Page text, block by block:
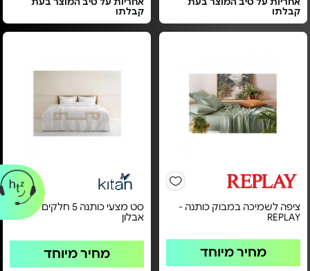
קבלתו
קבלתו
ציפה לשמיכה במבוק כותנה -
REPLAY
מחיר מיוחד
סט מצעי כותנה 5 חלקים - דגם
אבלון
מחיר מיוחד